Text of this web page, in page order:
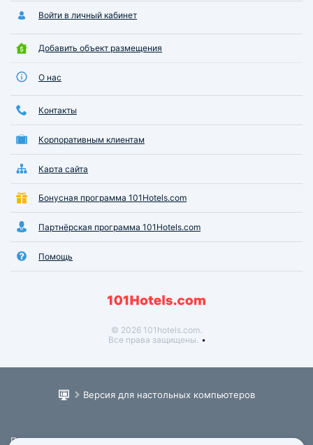
Войти в личный кабинет
Добавить объект размещения
О нас
Контакты
Корпоративным клиентам
Карта сайта
Бонусная программа 101Hotels.com
Партнёрская программа 101Hotels.com
Помощь
© 2026 101hotels.com.
Все права защищены.
Версия для настольных компьютеров
Пользовательское соглашение